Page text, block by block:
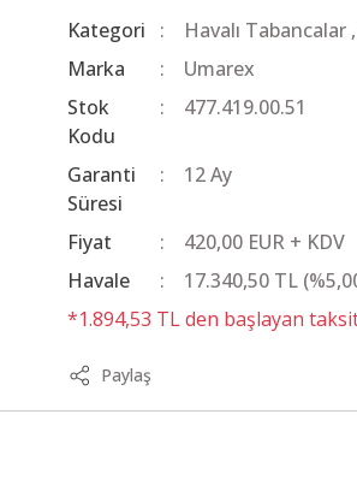
Kategori Havalı Tabancalar ,
Marka
Umarex
Stok
Kodu
477.419.00.51
Garanti
Süresi
12 Ay
Fiyat
420,00 EUR + KDV
Havale
17.340,50 TL
*1.894,53 TL den başlayan
Paylaş